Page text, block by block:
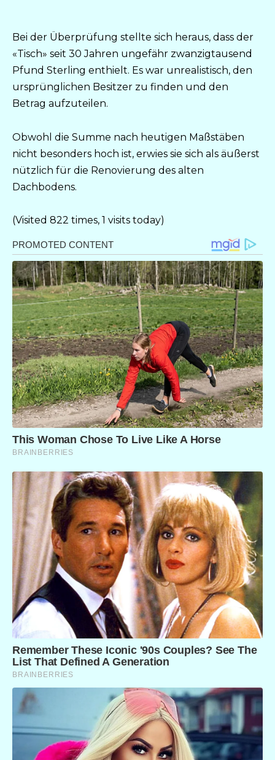
Bei der Überprüfung stellte sich heraus, dass der
«Tisch» seit 30 Jahren ungefähr zwanzigtausend
Pfund Sterling enthielt. Es war unrealistisch, den
ursprünglichen Besitzer zu finden und den
Betrag aufzuteilen.
Obwohl die Summe nach heutigen Maßstäben
nicht besonders hoch ist, erwies sie sich als äußerst
nützlich für die Renovierung des alten
Dachbodens.
(Visited 822 times, 1 visits today)